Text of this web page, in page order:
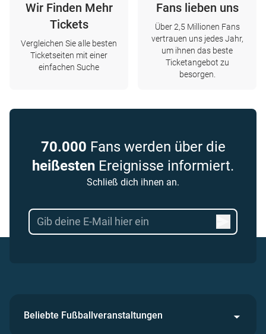
Wir Finden Mehr
Tickets
Vergleichen Sie alle besten
Ticketseiten mit einer
einfachen Suche
Fans lieben uns
Über 2,5 Millionen Fans
vertrauen uns jedes Jahr,
um ihnen das beste
Ticketangebot zu
besorgen.
70.000 Fans werden über die
heißesten Ereignisse informiert.
Schließ dich ihnen an.
Beliebte Fußballveranstaltungen